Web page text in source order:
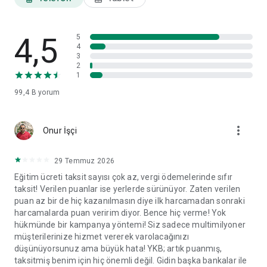
World Mobil'i yorumlarınız doğrultusunda geliştirmeye devam
edeceğiz.
4,5
99,4 B yorum
5
4
3
2
1
Onur İşçi more_vert
29 Temmuz 2026
Eğitim ücreti taksit sayısı çok az, vergi ödemelerinde sıfır
taksit! Verilen puanlar ise yerlerde sürünüyor. Zaten verilen
puan az bir de hiç kazanılmasın diye ilk harcamadan sonraki
harcamalarda puan veririm diyor. Bence hiç verme! Yok
hükmünde bir kampanya yöntemi! Siz sadece multimilyoner
müşterilerinize hizmet vererek varolacağınızı
düşünüyorsunuz ama büyük hata! YKB; artık puanmış,
taksitmiş benim için hiç önemli değil. Gidin başka bankalar ile